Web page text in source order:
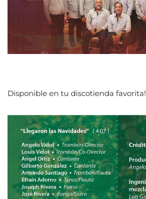
Disponible en tu discotienda favorita!